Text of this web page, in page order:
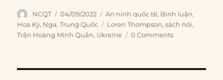
Author
NCQT
Posted
on
04/09/2022 Categories
An ninh quốc tế, Bình luận,
Hoa Kỳ, Nga,Trung Quốc Tags
Loren Thompson,sách nói,
Trần Hoàng Minh Quân, Ukraine 0 Comments